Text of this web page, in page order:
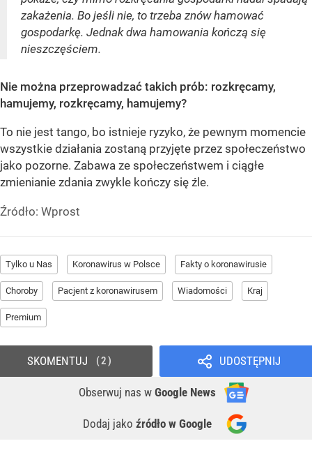
zakażenia. Bo jeśli nie, to trzeba znów hamować
gospodarkę. Jednak dwa hamowania kończą się
nieszczęściem.
Nie można przeprowadzać takich prób: rozkręcamy,
hamujemy, rozkręcamy, hamujemy?
To nie jest tango, bo istnieje ryzyko, że pewnym momencie
wszystkie działania zostaną przyjęte przez społeczeństwo
jako pozorne. Zabawa ze społeczeństwem i ciągłe
zmienianie zdania zwykle kończy się źle.
Źródło: Wprost
Tylko u Nas Koronawirus w Polsce Fakty o koronawirusie
Choroby Pacjent z koronawirusem Wiadomości Kraj
Premium
UDOSTĘPNIJ
Obserwuj nas w Google News
Dodaj jako źródło w Google
SKOMENTUJ 2